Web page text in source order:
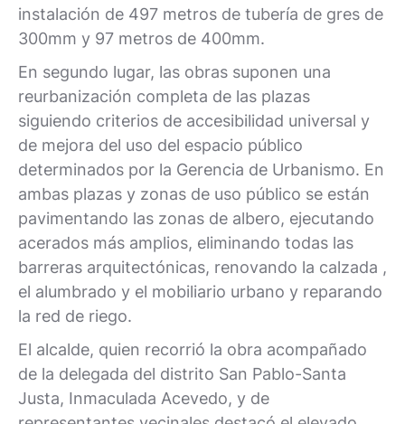
instalación de 497 metros de tubería de gres de
300mm y 97 metros de 400mm.
En segundo lugar, las obras suponen una
reurbanización completa de las plazas
siguiendo criterios de accesibilidad universal y
de mejora del uso del espacio público
determinados por la Gerencia de Urbanismo. En
ambas plazas y zonas de uso público se están
pavimentando las zonas de albero, ejecutando
acerados más amplios, eliminando todas las
barreras arquitectónicas, renovando la calzada ,
el alumbrado y el mobiliario urbano y reparando
la red de riego.
El alcalde, quien recorrió la obra acompañado
de la delegada del distrito San Pablo-Santa
Justa, Inmaculada Acevedo, y de